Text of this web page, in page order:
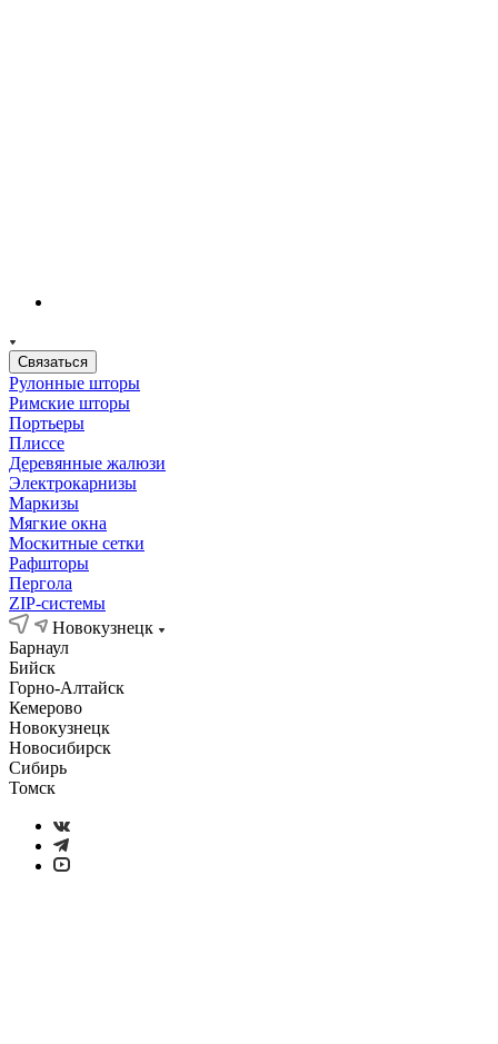
Связаться
Рулонные шторы
Римские шторы
Портьеры
Плиссе
Деревянные жалюзи
Электрокарнизы
Маркизы
Мягкие окна
Москитные сетки
Рафшторы
Пергола
ZIP-системы
Новокузнецк
Барнаул
Бийск
Горно-Алтайск
Кемерово
Новокузнецк
Новосибирск
Сибирь
Томск